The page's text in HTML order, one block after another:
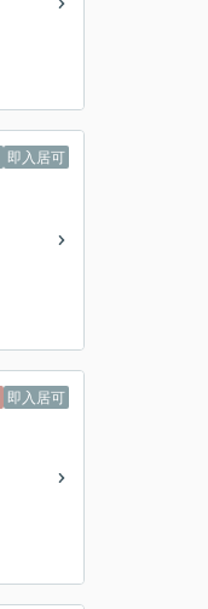
即入居可
即入居可